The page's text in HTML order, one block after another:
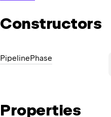
Constructors
PipelinePhase
Properties